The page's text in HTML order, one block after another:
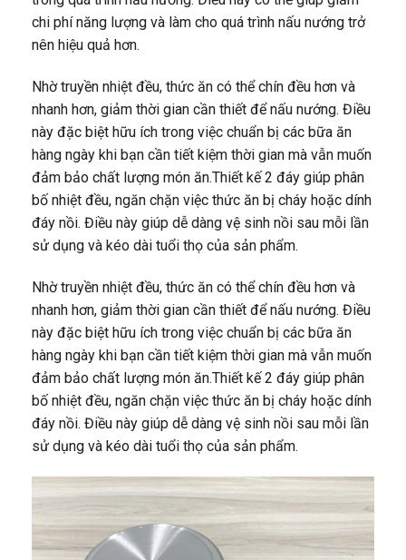
chi phí năng lượng và làm cho quá trình nấu nướng trở
nên hiệu quả hơn.
Nhờ truyền nhiệt đều, thức ăn có thể chín đều hơn và
nhanh hơn, giảm thời gian cần thiết để nấu nướng. Điều
này đặc biệt hữu ích trong việc chuẩn bị các bữa ăn
hàng ngày khi bạn cần tiết kiệm thời gian mà vẫn muốn
đảm bảo chất lượng món ăn.Thiết kế 2 đáy giúp phân
bố nhiệt đều, ngăn chặn việc thức ăn bị cháy hoặc dính
đáy nồi. Điều này giúp dễ dàng vệ sinh nồi sau mỗi lần
sử dụng và kéo dài tuổi thọ của sản phẩm.
Nhờ truyền nhiệt đều, thức ăn có thể chín đều hơn và
nhanh hơn, giảm thời gian cần thiết để nấu nướng. Điều
này đặc biệt hữu ích trong việc chuẩn bị các bữa ăn
hàng ngày khi bạn cần tiết kiệm thời gian mà vẫn muốn
đảm bảo chất lượng món ăn.Thiết kế 2 đáy giúp phân
bố nhiệt đều, ngăn chặn việc thức ăn bị cháy hoặc dính
đáy nồi. Điều này giúp dễ dàng vệ sinh nồi sau mỗi lần
sử dụng và kéo dài tuổi thọ của sản phẩm.